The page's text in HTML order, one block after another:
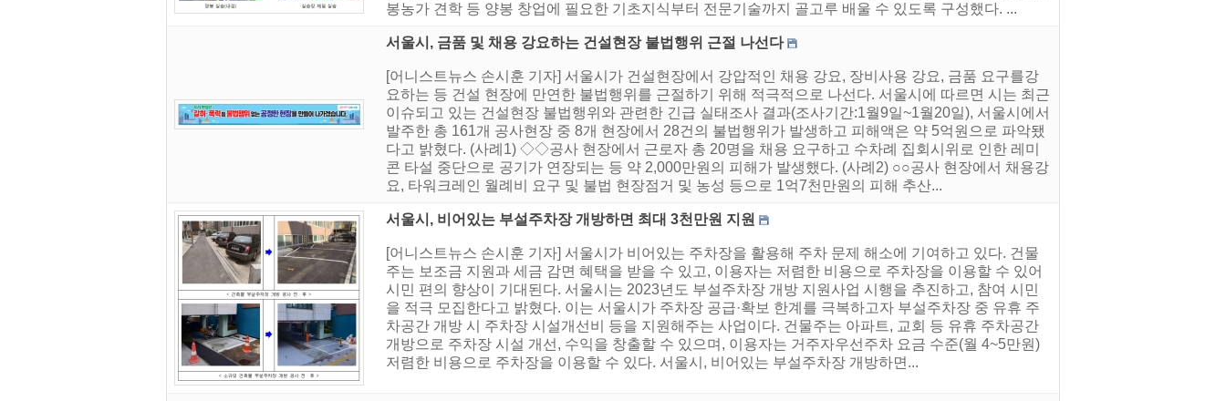
봉농가 견학 등 양봉 창업에 필요한 기초지식부터 전문기술까지 골고루 배울 수 있도록 구성했다. ...
서울시, 금품 및 채용 강요하는 건설현장 불법행위 근절 나선다
[어니스트뉴스 손시훈 기자] 서울시가 건설현장에서 강압적인 채용 강요, 장비사용 강요, 금품 요구를강
요하는 등 건설 현장에 만연한 불법행위를 근절하기 위해 적극적으로 나선다. 서울시에 따르면 시는 최근
이슈되고 있는 건설현장 불법행위와 관련한 긴급 실태조사 결과(조사기간:1월9일~1월20일), 서울시에서
발주한 총 161개 공사현장 중 8개 현장에서 28건의 불법행위가 발생하고 피해액은 약 5억원으로 파악됐
다고 밝혔다. (사례1) ◇◇공사 현장에서 근로자 총 20명을 채용 요구하고 수차례 집회시위로 인한 레미
콘 타설 중단으로 공기가 연장되는 등 약 2,000만원의 피해가 발생했다. (사례2) ○○공사 현장에서 채용강
요, 타워크레인 월례비 요구 및 불법 현장점거 및 농성 등으로 1억7천만원의 피해 추산...
서울시, 비어있는 부설주차장 개방하면 최대 3천만원 지원
[어니스트뉴스 손시훈 기자] 서울시가 비어있는 주차장을 활용해 주차 문제 해소에 기여하고 있다. 건물
주는 보조금 지원과 세금 감면 혜택을 받을 수 있고, 이용자는 저렴한 비용으로 주차장을 이용할 수 있어
시민 편의 향상이 기대된다. 서울시는 2023년도 부설주차장 개방 지원사업 시행을 추진하고, 참여 시민
을 적극 모집한다고 밝혔다. 이는 서울시가 주차장 공급·확보 한계를 극복하고자 부설주차장 중 유휴 주
차공간 개방 시 주차장 시설개선비 등을 지원해주는 사업이다. 건물주는 아파트, 교회 등 유휴 주차공간
개방으로 주차장 시설 개선, 수익을 창출할 수 있으며, 이용자는 거주자우선주차 요금 수준(월 4~5만원)
저렴한 비용으로 주차장을 이용할 수 있다. 서울시, 비어있는 부설주차장 개방하면...